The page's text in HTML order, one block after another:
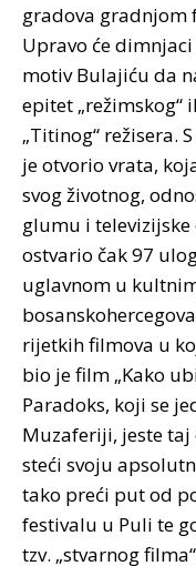
gradova gradnjom
Upravo će
motiv Bulajiću da
epitet „režimskog“
„Titinog“ režisera.
je otvorio vrata,
svog životnog,
glumu i televizijske
ostvario čak 97
uglavnom u
rijetkih filmova u
bio je film „Kako
Paradoks, koji se
Muzaferiji, jeste
steći svoju
tako preći put od
festivalu u Puli te
tzv. „stvarnog